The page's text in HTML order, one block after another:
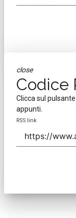
close
Codice
Clicca sul
appunti.
RSS link